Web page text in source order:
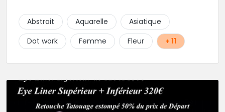
sans failles. Spécialisé dans le tatouage traditionnel,
old school, mais également à l'aise dans la
réalisation de pièces de styles différents : Dotwork,
Japonais, Graphique, mandala .. N'hésitez pas à le
Abstrait Aquarelle
Asiatique
Dot work
Femme Fleur + 11